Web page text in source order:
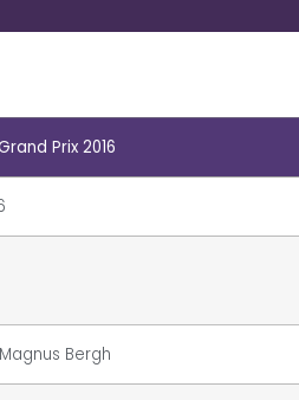
Prix 2016
Bergh